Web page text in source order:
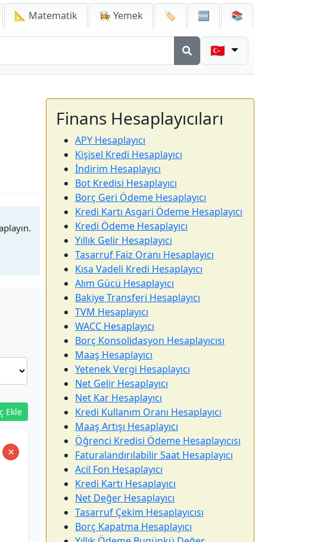
📐 Matematik 👩‍🍳 Yemek 🏷️ 🆕 📚
🇹🇷
Ekle
×
Finans Hesaplayıcıları
APY Hesaplayıcı
Kişisel Kredi Hesaplayıcı
İndirim Hesaplayıcı
Bot Kredisi Hesaplayıcı
Borç Geri Ödeme Hesaplayıcı
Kredi Kartı Asgari Ödeme Hesaplayıcı
Kredi Ödeme Hesaplayıcı
Yıllık Gelir Hesaplayıcı
Tasarruf Faiz Oranı Hesaplayıcı
Kısa Vadeli Kredi Hesaplayıcı
Alım Gücü Hesaplayıcı
Bakiye Transferi Hesaplayıcı
TVM Hesaplayıcı
WACC Hesaplayıcı
Borç Konsolidasyon Hesaplayıcısı
Maaş Hesaplayıcı
Yetenek Vergi Hesaplayıcı
Net Gelir Hesaplayıcı
Net Kar Hesaplayıcı
Kredi Kullanım Oranı Hesaplayıcı
Maaş Artışı Hesaplayıcı
Öğrenci Kredisi Ödeme Hesaplayıcısı
Faturalandırılabilir Saat Hesaplayıcı
Acil Fon Hesaplayıcı
Kredi Kartı Hesaplayıcı
Net Değer Hesaplayıcı
Tasarruf Çekim Hesaplayıcısı
Borç Kapatma Hesaplayıcı